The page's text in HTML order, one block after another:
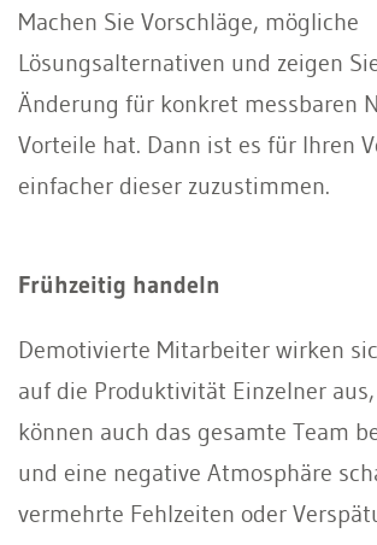
Machen Sie Vorschläge, mögliche
Lösungsalternativen und zeigen
Änderung für konkret messbaren
Vorteile hat. Dann ist es für Ihren
einfacher dieser zuzustimmen.
Frühzeitig handeln
Demotivierte Mitarbeiter wirken
auf die Produktivität Einzelner
können auch das gesamte Team
und eine negative Atmosphäre
vermehrte Fehlzeiten oder